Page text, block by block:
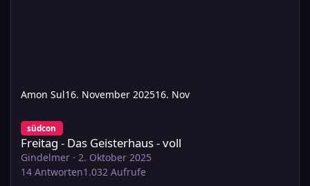
Amon Sul16. November 202516. Nov
südcon
Freitag - Das Geisterhaus - voll
Gindelmer · 2. Oktober 2025
14 Antworten1.032 Aufrufe